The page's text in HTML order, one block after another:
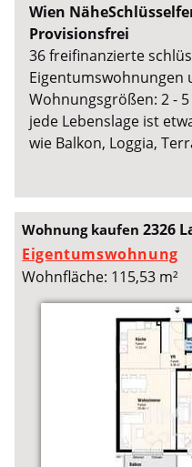
Wien
Provisionsfrei
36 freifinanzierte
Eigentumswohnungen
Wohnungsgrößen: 2 -
jede Lebenslage ist
wie Balkon, Loggia,
Wohnung kaufen2326
Eigentumswohnung
Wohnfläche: 115,53 m²